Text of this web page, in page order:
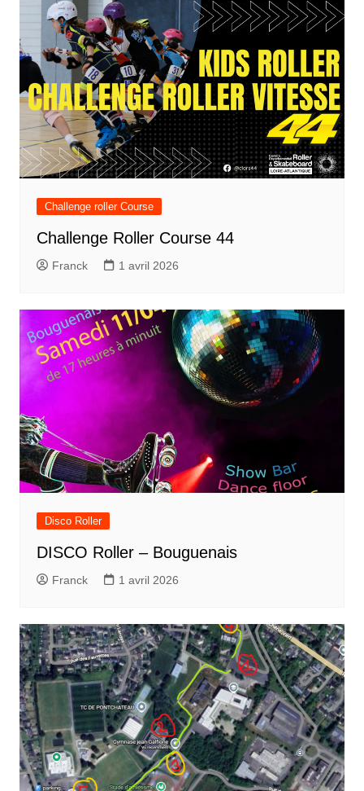
Challenge roller Course
Challenge Roller Course 44
Franck 1 avril 2026
Disco Roller
DISCO Roller – Bouguenais
Franck 1 avril 2026